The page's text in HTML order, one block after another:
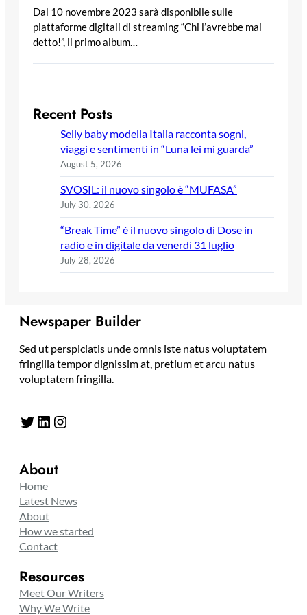
Dal 10 novembre 2023 sarà disponibile sulle
piattaforme digitali di streaming “Chi l’avrebbe mai
detto!”, il primo album…
Recent Posts
Selly baby modella Italia racconta sogni,
viaggi e sentimenti in “Luna lei mi guarda”
August 5, 2026
SVOSIL: il nuovo singolo è “MUFASA”
July 30, 2026
“Break Time” è il nuovo singolo di Dose in
radio e in digitale da venerdì 31 luglio
July 28, 2026
Newspaper Builder
Sed ut perspiciatis unde omnis iste natus voluptatem
fringilla tempor dignissim at, pretium et arcu natus
voluptatem fringilla.
Twitter LinkedIn Instagram
About
Home
Latest News
About
How we started
Contact
Resources
Meet Our Writers
Why We Write